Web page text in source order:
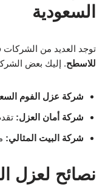
السعودية
توجد العديد من
للاسطح. إليك بعض
شركة عزل الفوم
شركة أمان العزل:
شركة البيت المثالي:
نصائح لعزل